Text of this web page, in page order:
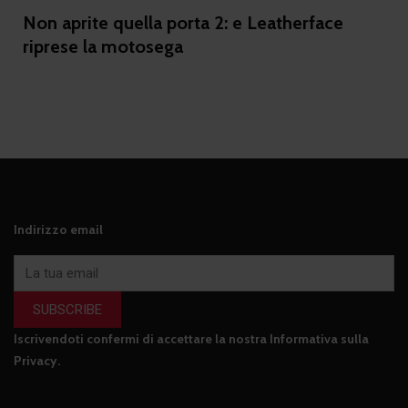
Non aprite quella porta 2: e Leatherface
riprese la motosega
Indirizzo email
SUBSCRIBE
Iscrivendoti confermi di accettare la nostra Informativa sulla
Privacy.